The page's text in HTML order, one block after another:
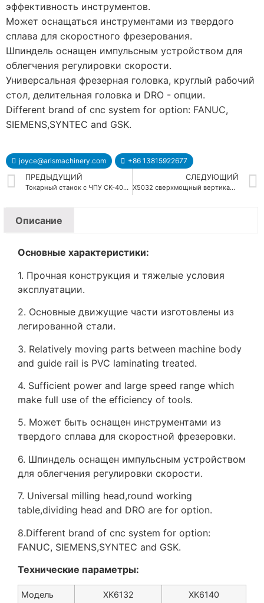
эффективность инструментов.
Может оснащаться инструментами из твердого
сплава для скоростного фрезерования.
Шпиндель оснащен импульсным устройством для
облегчения регулировки скорости.
Универсальная фрезерная головка, круглый рабочий
стол, делительная головка и DRO - опции.
Different brand of cnc system for option: FANUC,
SIEMENS,SYNTEC and GSK.
joyce@arismachinery.com
+86 13815922677
ПРЕДЫДУЩИЙ
Токарный станок с ЧПУ CK-40L CK-50L Heavy Duty Slant Bed
СЛЕДУЮЩИЙ
X5032 сверхмощный вертикальный универсальный фрезерный станок
Описание
Основные характеристики:
1. Прочная конструкция и тяжелые условия
эксплуатации.
2. Основные движущие части изготовлены из
легированной стали.
3. Relatively moving parts between machine body
and guide rail is PVC laminating treated.
4. Sufficient power and large speed range which
make full use of the efficiency of tools.
5. Может быть оснащен инструментами из
твердого сплава для скоростной фрезеровки.
6. Шпиндель оснащен импульсным устройством
для облегчения регулировки скорости.
7. Universal milling head,round working
table,dividing head and DRO are for option.
8.Different brand of cnc system for option:
FANUC, SIEMENS,SYNTEC and GSK.
Технические параметры:
Модель XK6132
XK6140